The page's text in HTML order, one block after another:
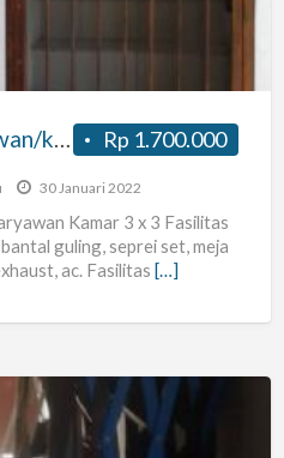
Rp 1.700.000
Kos muslim pria/ikhwan/karyawan
30 Januari 2022
Kamar 3 x 3 Fasilitas
guling, seprei set, meja
ac. Fasilitas […]